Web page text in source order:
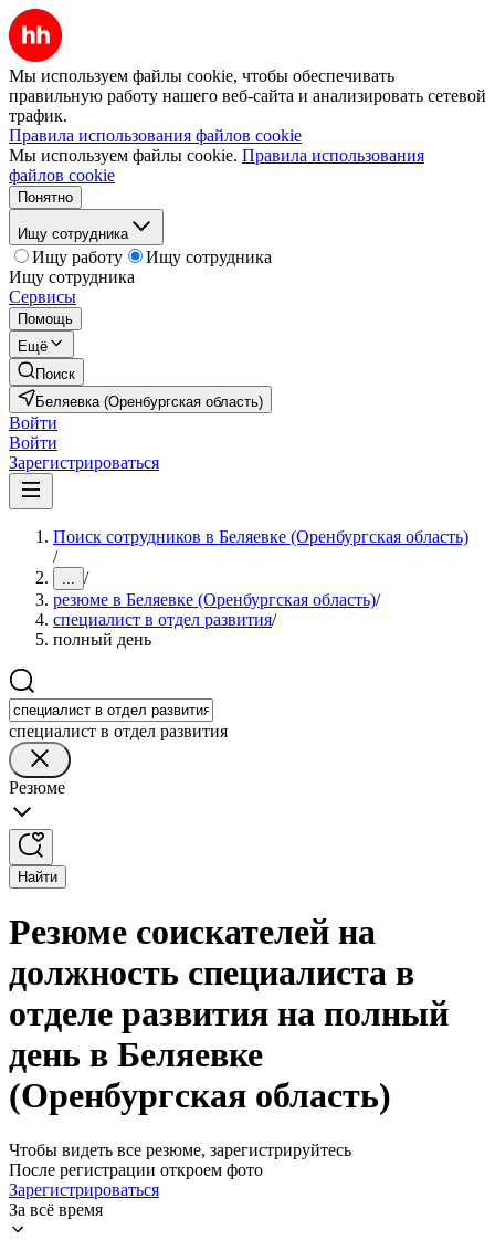
Мы используем файлы cookie, чтобы обеспечивать
правильную работу нашего веб-сайта и анализировать сетевой
трафик.
Правила использования файлов cookie
Мы используем файлы cookie. Правила использования
файлов cookie
Понятно
Ищу сотрудника
Ищу работу
Ищу сотрудника
Ищу сотрудника
Сервисы
Помощь
Ещё
Поиск
Беляевка (Оренбургская область)
Войти
Войти
Зарегистрироваться
Поиск сотрудников в Беляевке (Оренбургская область)
/
... /
резюме в Беляевке (Оренбургская область)/
специалист в отдел развития/
полный день
специалист в отдел развития
Резюме
Найти
Резюме соискателей на
должность специалиста в
отделе развития на полный
день в Беляевке
(Оренбургская область)
Чтобы видеть все резюме, зарегистрируйтесь
После регистрации откроем фото
Зарегистрироваться
За всё время